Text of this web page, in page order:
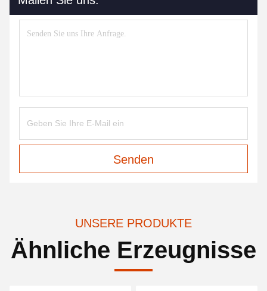
Senden
UNSERE PRODUKTE
Ähnliche Erzeugnisse